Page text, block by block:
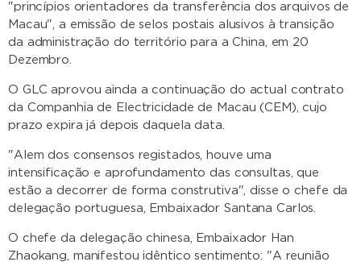
"princípios orientadores da transferência dos arquivos de
Macau", a emissão de selos postais alusivos à transição
da administração do território para a China, em 20
Dezembro.
O GLC aprovou ainda a continuação do actual contrato
da Companhia de Electricidade de Macau (CEM), cujo
prazo expira já depois daquela data.
"Alem dos consensos registados, houve uma
intensificação e aprofundamento das consultas, que
estão a decorrer de forma construtiva", disse o chefe da
delegação portuguesa, Embaixador Santana Carlos.
O chefe da delegação chinesa, Embaixador Han
Zhaokang, manifestou idêntico sentimento: "A reunião